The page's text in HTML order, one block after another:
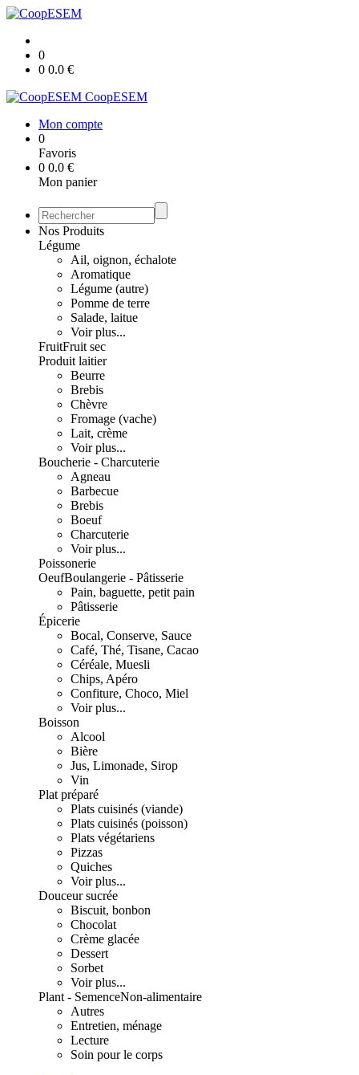
0
0 0.0 €
CoopESEM
Mon compte
0
Favoris
0 0.0 €
Mon panier
Nos Produits
Légume
Ail, oignon, échalote
Aromatique
Légume (autre)
Pomme de terre
Salade, laitue
Voir plus...
FruitFruit sec
Produit laitier
Beurre
Brebis
Chèvre
Fromage (vache)
Lait, crème
Voir plus...
Boucherie - Charcuterie
Agneau
Barbecue
Brebis
Boeuf
Charcuterie
Voir plus...
Poissonerie
OeufBoulangerie - Pâtisserie
Pain, baguette, petit pain
Pâtisserie
Épicerie
Bocal, Conserve, Sauce
Café, Thé, Tisane, Cacao
Céréale, Muesli
Chips, Apéro
Confiture, Choco, Miel
Voir plus...
Boisson
Alcool
Bière
Jus, Limonade, Sirop
Vin
Plat préparé
Plats cuisinés (viande)
Plats cuisinés (poisson)
Plats végétariens
Pizzas
Quiches
Voir plus...
Douceur sucrée
Biscuit, bonbon
Chocolat
Crème glacée
Dessert
Sorbet
Voir plus...
Plant - SemenceNon-alimentaire
Autres
Entretien, ménage
Lecture
Soin pour le corps